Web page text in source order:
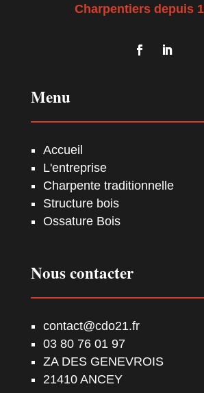
Charpentiers depuis
Menu
Accueil
L'entreprise
Charpente traditionnelle
Structure bois
Ossature Bois
Nous contacter
contact@cdo21.fr
03 80 76 01 97
ZA DES GENEVROIS
21410 ANCEY